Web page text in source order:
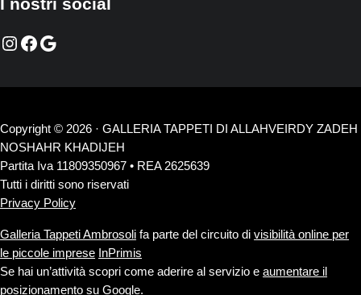
Instagram
Facebook
Google
Copyright © 2026 · GALLERIA TAPPETI DI ALLAHVEIRDY ZADEH
NOSHAHR KHADIJEH
Partita Iva 11809350967 • REA 2625639
Tutti i diritti sono riservati
Privacy Policy
Galleria Tappeti Ambrosoli fa parte del circuito divisibilità online per
le piccole imprese InPrimis
Se hai un’attività scopri come aderire al servizio eaumentare il
posizionamento su Google.